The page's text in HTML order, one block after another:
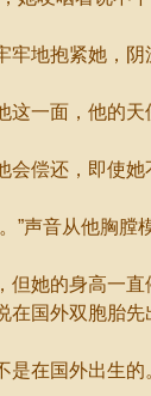
地抱紧她，阴
面，他的天
偿还，即使她
声音从他胸膛模
的身高一直
在国外双胞胎
在国外出生的